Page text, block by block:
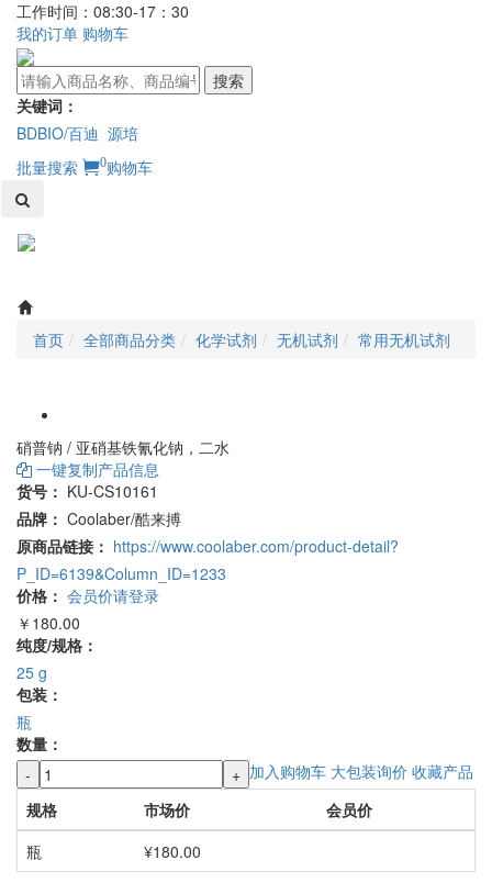
工作时间：08:30-17：30
我的订单 购物车
搜索
关键词：
BDBIO/百迪 源培
批量搜索
0购物车
首页 全部商品分类 化学试剂 无机试剂 常用无机试剂
硝普钠 / 亚硝基铁氰化钠，二水
一键复制产品信息
货号： KU-CS10161
品牌： Coolaber/酷来搏
原商品链接： https://www.coolaber.com/product-detail?
P_ID=6139&Column_ID=1233
价格： 会员价请登录
￥180.00
纯度/规格：
25 g
包装：
瓶
数量：
-
+ 加入购物车 大包装询价 收藏产品
规格
市场价
会员价
瓶
¥180.00